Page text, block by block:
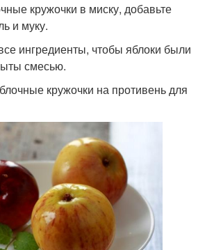
кружочки в миску, добавьте
и муку.
ингредиенты, чтобы яблоки были
смесью.
кружочки на противень для